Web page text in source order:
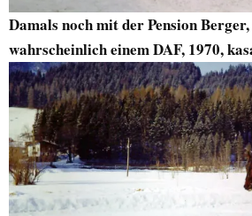
Damals noch mit der Pension
wahrscheinlich einem DAF, 1970,